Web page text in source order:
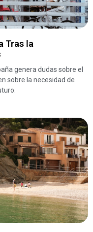
Tras la
genera dudas sobre el
sobre la necesidad de